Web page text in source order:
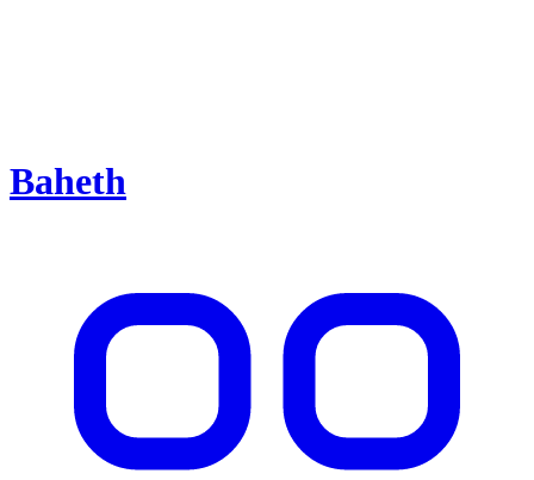
Baheth